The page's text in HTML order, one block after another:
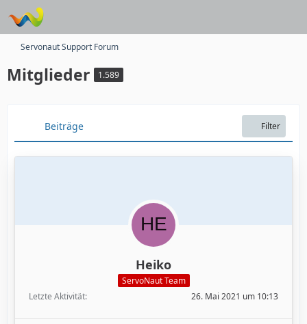
Servonaut Support Forum
Mitglieder 1.589
Beiträge Filter
Heiko
ServoNaut Team
Letzte Aktivität
26. Mai 2021 um 10:13